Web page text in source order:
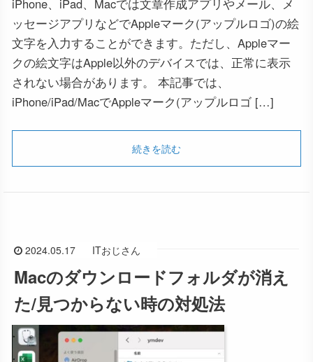
iPhone、iPad、Macでは文章作成アプリやメール、メ
ッセージアプリなどでAppleマーク(アップルロゴ)の絵
文字を入力することができます。ただし、Appleマー
クの絵文字はApple以外のデバイスでは、正常に表示
されない場合があります。 本記事では、
iPhone/iPad/MacでAppleマーク(アップルロゴ […]
続きを読む
2024.05.17 ITおじさん
Macのダウンロードフォルダが消え
た/見つからない時の対処法